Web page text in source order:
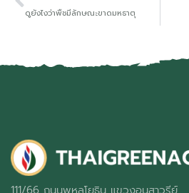
ดูยังไงว่าพืชมีลักษณะขาดมหธาตุ